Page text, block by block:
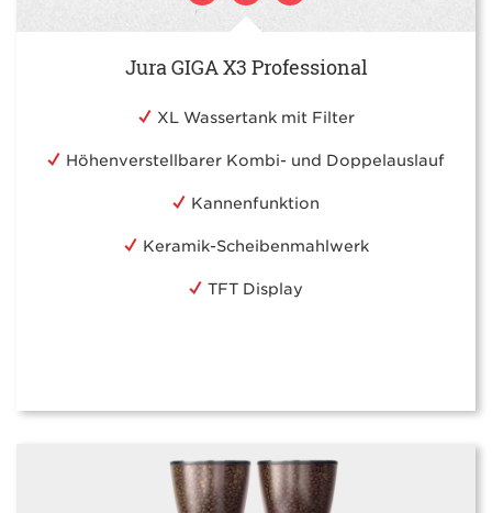
Jura GIGA X3 Professional
XL Wassertank mit Filter
Höhenverstellbarer Kombi- und Doppelauslauf
Kannenfunktion
Keramik-Scheibenmahlwerk
TFT Display